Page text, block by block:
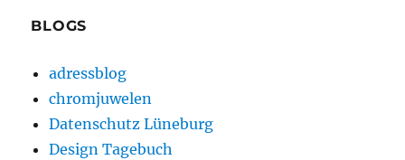
BLOGS
adressblog
chromjuwelen
Datenschutz Lüneburg
Design Tagebuch